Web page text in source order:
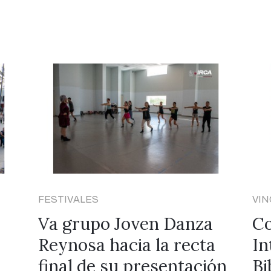
VINCULACIÓN CULTURAL
Conmemoran del Día
Internacional de las
Bibliotecas en la